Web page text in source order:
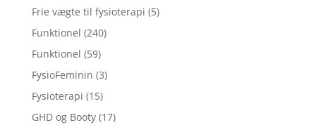
Frie vægte til fysioterapi (5)
Funktionel (240)
Funktionel (59)
FysioFeminin (3)
Fysioterapi (15)
GHD og Booty (17)